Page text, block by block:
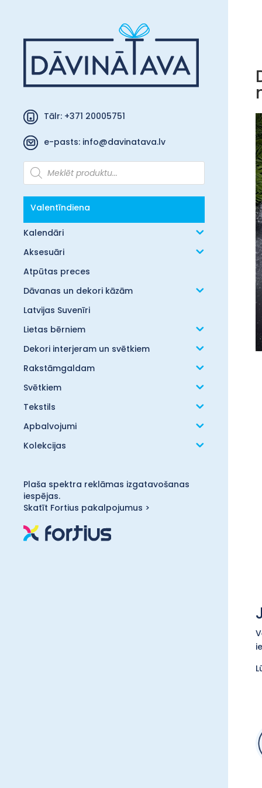
Tālr: +371 20005751
e-pasts: info@davinatava.lv
Products
search
Valentīndiena
Kalendāri
Aksesuāri
Atpūtas preces
Dāvanas un dekori kāzām
Latvijas Suvenīri
Lietas bērniem
Dekori interjeram un svētkiem
Rakstāmgaldam
Svētkiem
Tekstils
Apbalvojumi
Kolekcijas
Plaša spektra reklāmas izgatavošanas
iespējas.
Skatīt Fortius pakalpojumus >